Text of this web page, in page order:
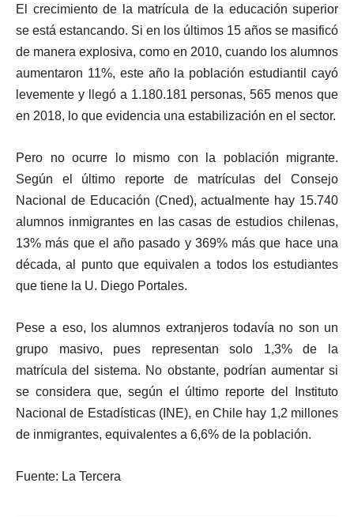
El crecimiento de la matrícula de la educación superior
se está estancando. Si en los últimos 15 años se masificó
de manera explosiva, como en 2010, cuando los alumnos
aumentaron 11%, este año la población estudiantil cayó
levemente y llegó a 1.180.181 personas, 565 menos que
en 2018, lo que evidencia una estabilización en el sector.
Pero no ocurre lo mismo con la población migrante.
Según el último reporte de matrículas del Consejo
Nacional de Educación (Cned),actualmente hay 15.740
alumnos inmigrantes en las casas de estudios chilenas,
13% más que el año pasado y 369% más que hace una
década, al punto que equivalen a todos los estudiantes
que tiene la U. Diego Portales.
Pese a eso, los alumnos extranjeros todavía no son un
grupo masivo, pues representan solo 1,3% de la
matrícula del sistema. No obstante, podrían aumentar si
se considera que, según el último reporte del Instituto
Nacional de Estadísticas (INE), en Chile hay 1,2 millones
de inmigrantes, equivalentes a 6,6% de la población.
Fuente: La Tercera